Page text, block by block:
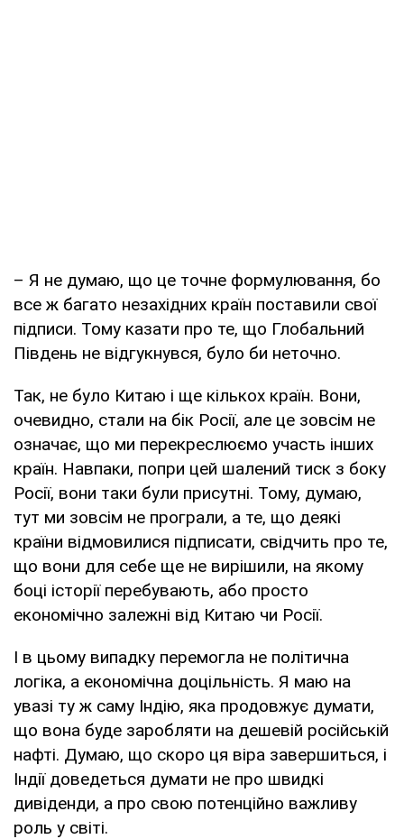
– Я не думаю, що це точне формулювання, бо
все ж багато незахідних країн поставили свої
підписи. Тому казати про те, що Глобальний
Південь не відгукнувся, було би неточно.
Так, не було Китаю і ще кількох країн. Вони,
очевидно, стали на бік Росії, але це зовсім не
означає, що ми перекреслюємо участь інших
країн. Навпаки, попри цей шалений тиск з боку
Росії, вони таки були присутні. Тому, думаю,
тут ми зовсім не програли, а те, що деякі
країни відмовилися підписати, свідчить про те,
що вони для себе ще не вирішили, на якому
боці історії перебувають, або просто
економічно залежні від Китаю чи Росії.
І в цьому випадку перемогла не політична
логіка, а економічна доцільність. Я маю на
увазі ту ж саму Індію, яка продовжує думати,
що вона буде заробляти на дешевій російській
нафті. Думаю, що скоро ця віра завершиться, і
Індії доведеться думати не про швидкі
дивіденди, а про свою потенційно важливу
роль у світі.